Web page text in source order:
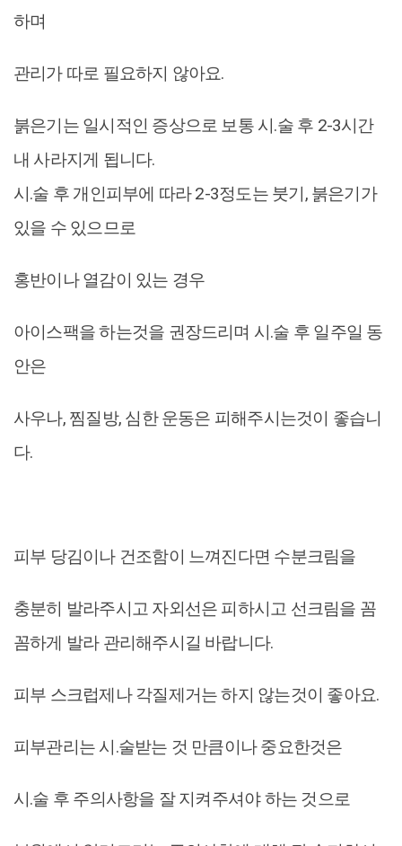
하며
관리가 따로 필요하지 않아요.
붉은기는 일시적인 증상으로 보통 시.술 후 2-3시간
내 사라지게 됩니다.
시.술 후 개인피부에 따라 2-3정도는 붓기, 붉은기가
있을 수 있으므로
홍반이나 열감이 있는 경우
아이스팩을 하는것을 권장드리며 시.술 후 일주일 동
안은
사우나, 찜질방, 심한 운동은 피해주시는것이 좋습니
다.
피부 당김이나 건조함이 느껴진다면 수분크림을
충분히 발라주시고 자외선은 피하시고 선크림을 꼼
꼼하게 발라 관리해주시길 바랍니다.
피부 스크럽제나 각질제거는 하지 않는것이 좋아요.
피부관리는 시.술받는 것 만큼이나 중요한것은
시.술 후 주의사항을 잘 지켜주셔야 하는 것으로